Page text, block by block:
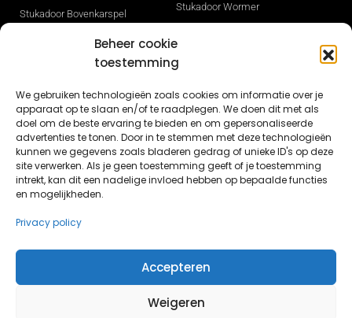
Beheer cookie
toestemming
We gebruiken technologieën zoals cookies om informatie over je
apparaat op te slaan en/of te raadplegen. We doen dit met als
doel om de beste ervaring te bieden en om gepersonaliseerde
advertenties te tonen. Door in te stemmen met deze technologieën
kunnen we gegevens zoals bladeren gedrag of unieke ID's op deze
site verwerken. Als je geen toestemming geeft of je toestemming
intrekt, kan dit een nadelige invloed hebben op bepaalde functies
en mogelijkheden.
Privacy policy
Accepteren
Weigeren
Stukadoor Bovenkarspel
Stukadoor Den Haag
Stukadoor Heerhugowaard
Stukadoor Hoorn
Stukadoor Ijmuiden
Stukadoor Leeuwarden
Stukadoor Lelystad
Stucwerk Lisse
Stukadoor Wormer
Stukadoor Sneek
Stukadoor Opmeer
Nieuwbouw stucwerk in Dronten
Nieuwbouw stukadoor Lelystad